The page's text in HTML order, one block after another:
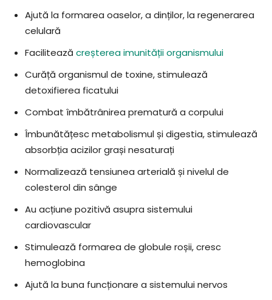
Ajută la formarea oaselor, a dinților, la regenerarea
celulară
Facilitează creșterea imunității organismului
Curăță organismul de toxine, stimulează
detoxifierea ficatului
Combat îmbătrânirea prematură a corpului
Îmbunătățesc metabolismul și digestia, stimulează
absorbția acizilor grași nesaturați
Normalizează tensiunea arterială și nivelul de
colesterol din sânge
Au acțiune pozitivă asupra sistemului
cardiovascular
Stimulează formarea de globule roșii, cresc
hemoglobina
Ajută la buna funcționare a sistemului nervos